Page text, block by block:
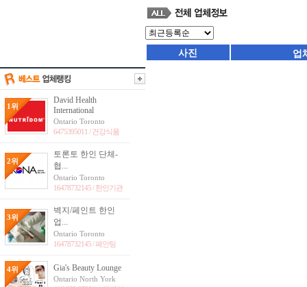
1위
David Health
International
Ontario Toronto
6475395011 /건강식품
2위
토론토 한인 단체-
협...
Ontario Toronto
16478732145 /한인기관
3위
벽지/페인트 한인
업...
Ontario Toronto
16478732145 /페인팅
4위 Gia's Beauty Lounge
Ontario North York
사진 업